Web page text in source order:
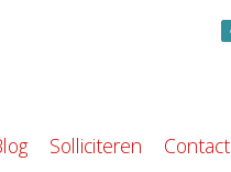
Solliciteren Contact